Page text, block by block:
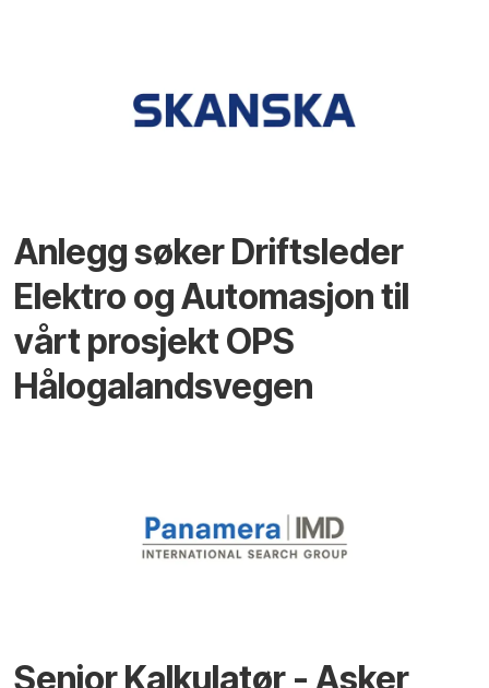
Anlegg søker Driftsleder
Elektro og Automasjon til
vårt prosjekt OPS
Hålogalandsvegen
Senior Kalkulatør - Asker